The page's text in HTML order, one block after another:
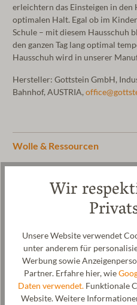
erleichtern das Einsteigen in den
optimalen Halt. Egal ob im
Schule – mit diesem Hausschuh
den ganzen Tag lang optimal
Hausschuh wird in unserer
Hersteller: Gottstein GmbH,
Bahnhof, AUSTRIA,
Wolle & Ressourcen
Wir
Unsere Website verwendet
unter anderem für
Werbung sowie
Partner. Erfahre hier, wie
Daten verwendet. Funktionale
Website. Weitere